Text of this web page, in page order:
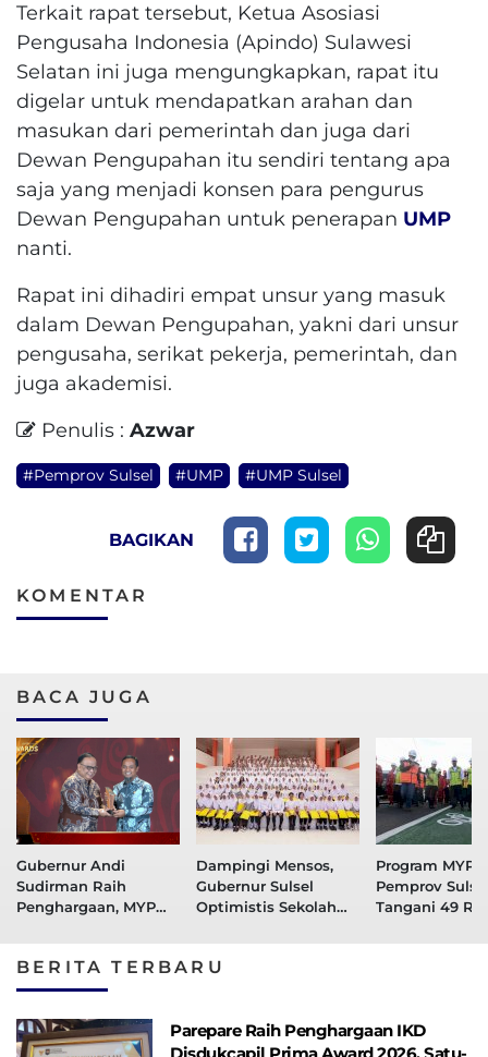
Terkait rapat tersebut, Ketua Asosiasi
Pengusaha Indonesia (Apindo) Sulawesi
Selatan ini juga mengungkapkan, rapat itu
digelar untuk mendapatkan arahan dan
masukan dari pemerintah dan juga dari
Dewan Pengupahan itu sendiri tentang apa
saja yang menjadi konsen para pengurus
Dewan Pengupahan untuk penerapan UMP
nanti.
Rapat ini dihadiri empat unsur yang masuk
dalam Dewan Pengupahan, yakni dari unsur
pengusaha, serikat pekerja, pemerintah, dan
juga akademisi.
Penulis : Azwar
#Pemprov Sulsel #UMP #UMP Sulsel
BAGIKAN
KOMENTAR
BACA JUGA
Gubernur Andi
Sudirman Raih
Penghargaan, MYP
Pemerataan
Pembangunan
Dampingi Mensos,
Gubernur Sulsel
Optimistis Sekolah
dan Berdaya Saing
Program MYP
Pemprov
Tangani 49
BERITA TERBARU
Parepare Raih Penghargaan IKD